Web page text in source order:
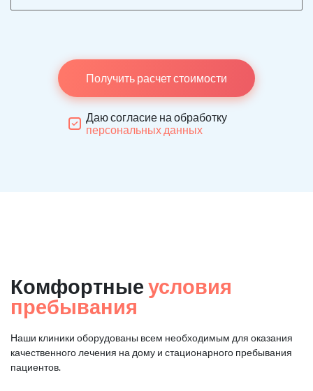
Получить расчет стоимости
Даю согласие на обработку
персональных данных
Комфортные условия
пребывания
Наши клиники оборудованы всем необходимым для оказания
качественного лечения на дому и стационарного пребывания
пациентов.